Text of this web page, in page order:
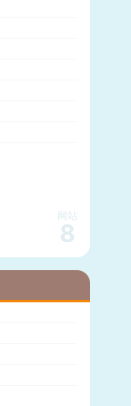
网站
8